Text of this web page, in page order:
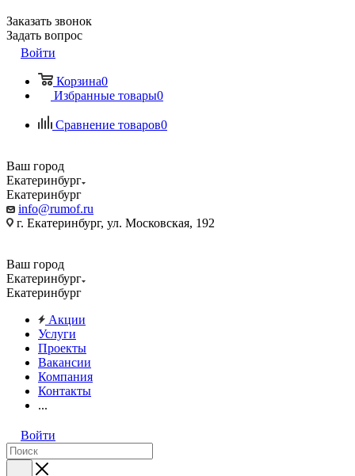
Заказать звонок
Задать вопрос
Войти
Корзина0
Избранные товары0
Сравнение товаров0
Ваш город
Екатеринбург
Екатеринбург
info@rumof.ru
г. Екатеринбург, ул. Московская, 192
Ваш город
Екатеринбург
Екатеринбург
Акции
Услуги
Проекты
Вакансии
Компания
Контакты
...
Войти